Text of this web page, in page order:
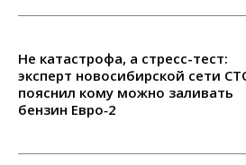
Не катастрофа, а стресс-тест:
эксперт новосибирской сети
пояснил кому можно заливать
бензин Евро‑2